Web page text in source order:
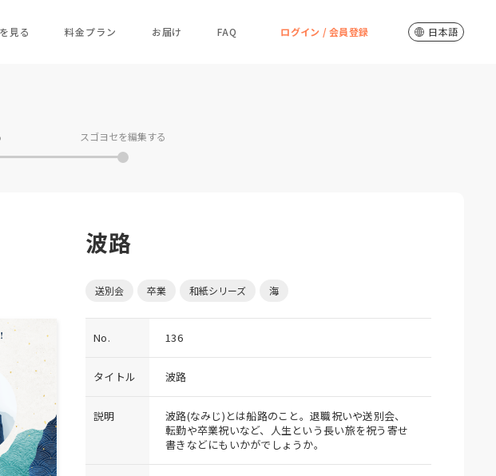
見る 料金プラン お届け FAQ 日本語
ログイン / 会員登録
スゴヨセを編集する
波路
送別会 卒業 和紙シリーズ 海
No. 136
タイトル 波路
説明
波路(なみじ)とは船路のこと。退職祝いや送別会、
転勤や卒業祝いなど、人生という長い旅を祝う寄せ
書きなどにもいかがでしょうか。